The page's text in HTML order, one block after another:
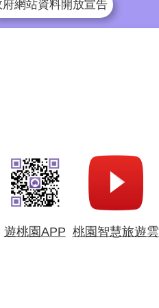
府網站資料開放宣告
遊桃園APP 桃園智慧旅遊雲